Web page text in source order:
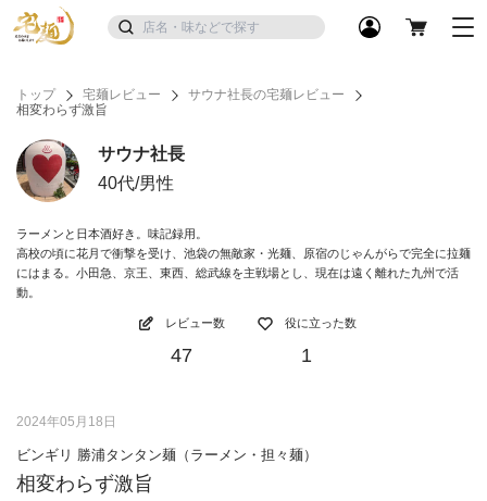
トップ 宅麺レビュー
サウナ社長の宅麺レビュー
相変わらず激旨
サウナ社長
40代/男性
ラーメンと日本酒好き。味記録用。
高校の頃に花月で衝撃を受け、池袋の無敵家・光麺、原宿のじゃんがらで完全に拉麺
にはまる。小田急、京王、東西、総武線を主戦場とし、現在は遠く離れた九州で活
動。
レビュー数
47
役に立った数
1
2024年05月18日
ビンギリ 勝浦タンタン麺（ラーメン・担々麺）
相変わらず激旨